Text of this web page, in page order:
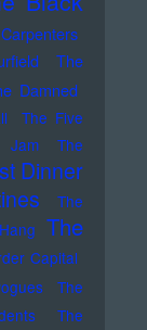
The
Damned
The Five
Jam
The
Dinner
The
The
Capital
The
The